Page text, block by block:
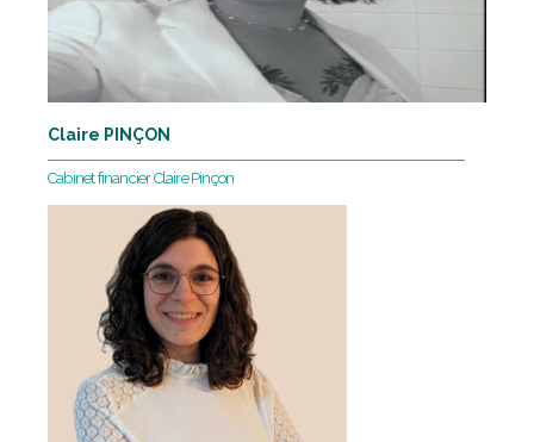
Claire PINÇON
Cabinet financier Claire Pinçon